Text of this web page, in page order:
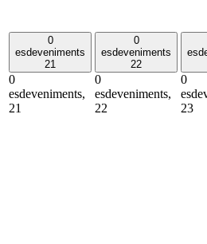
0
esdeveniments
21
0
esdeveniments,
21
0
esdeveniments
22
0
esdeveniments,
22
0
23